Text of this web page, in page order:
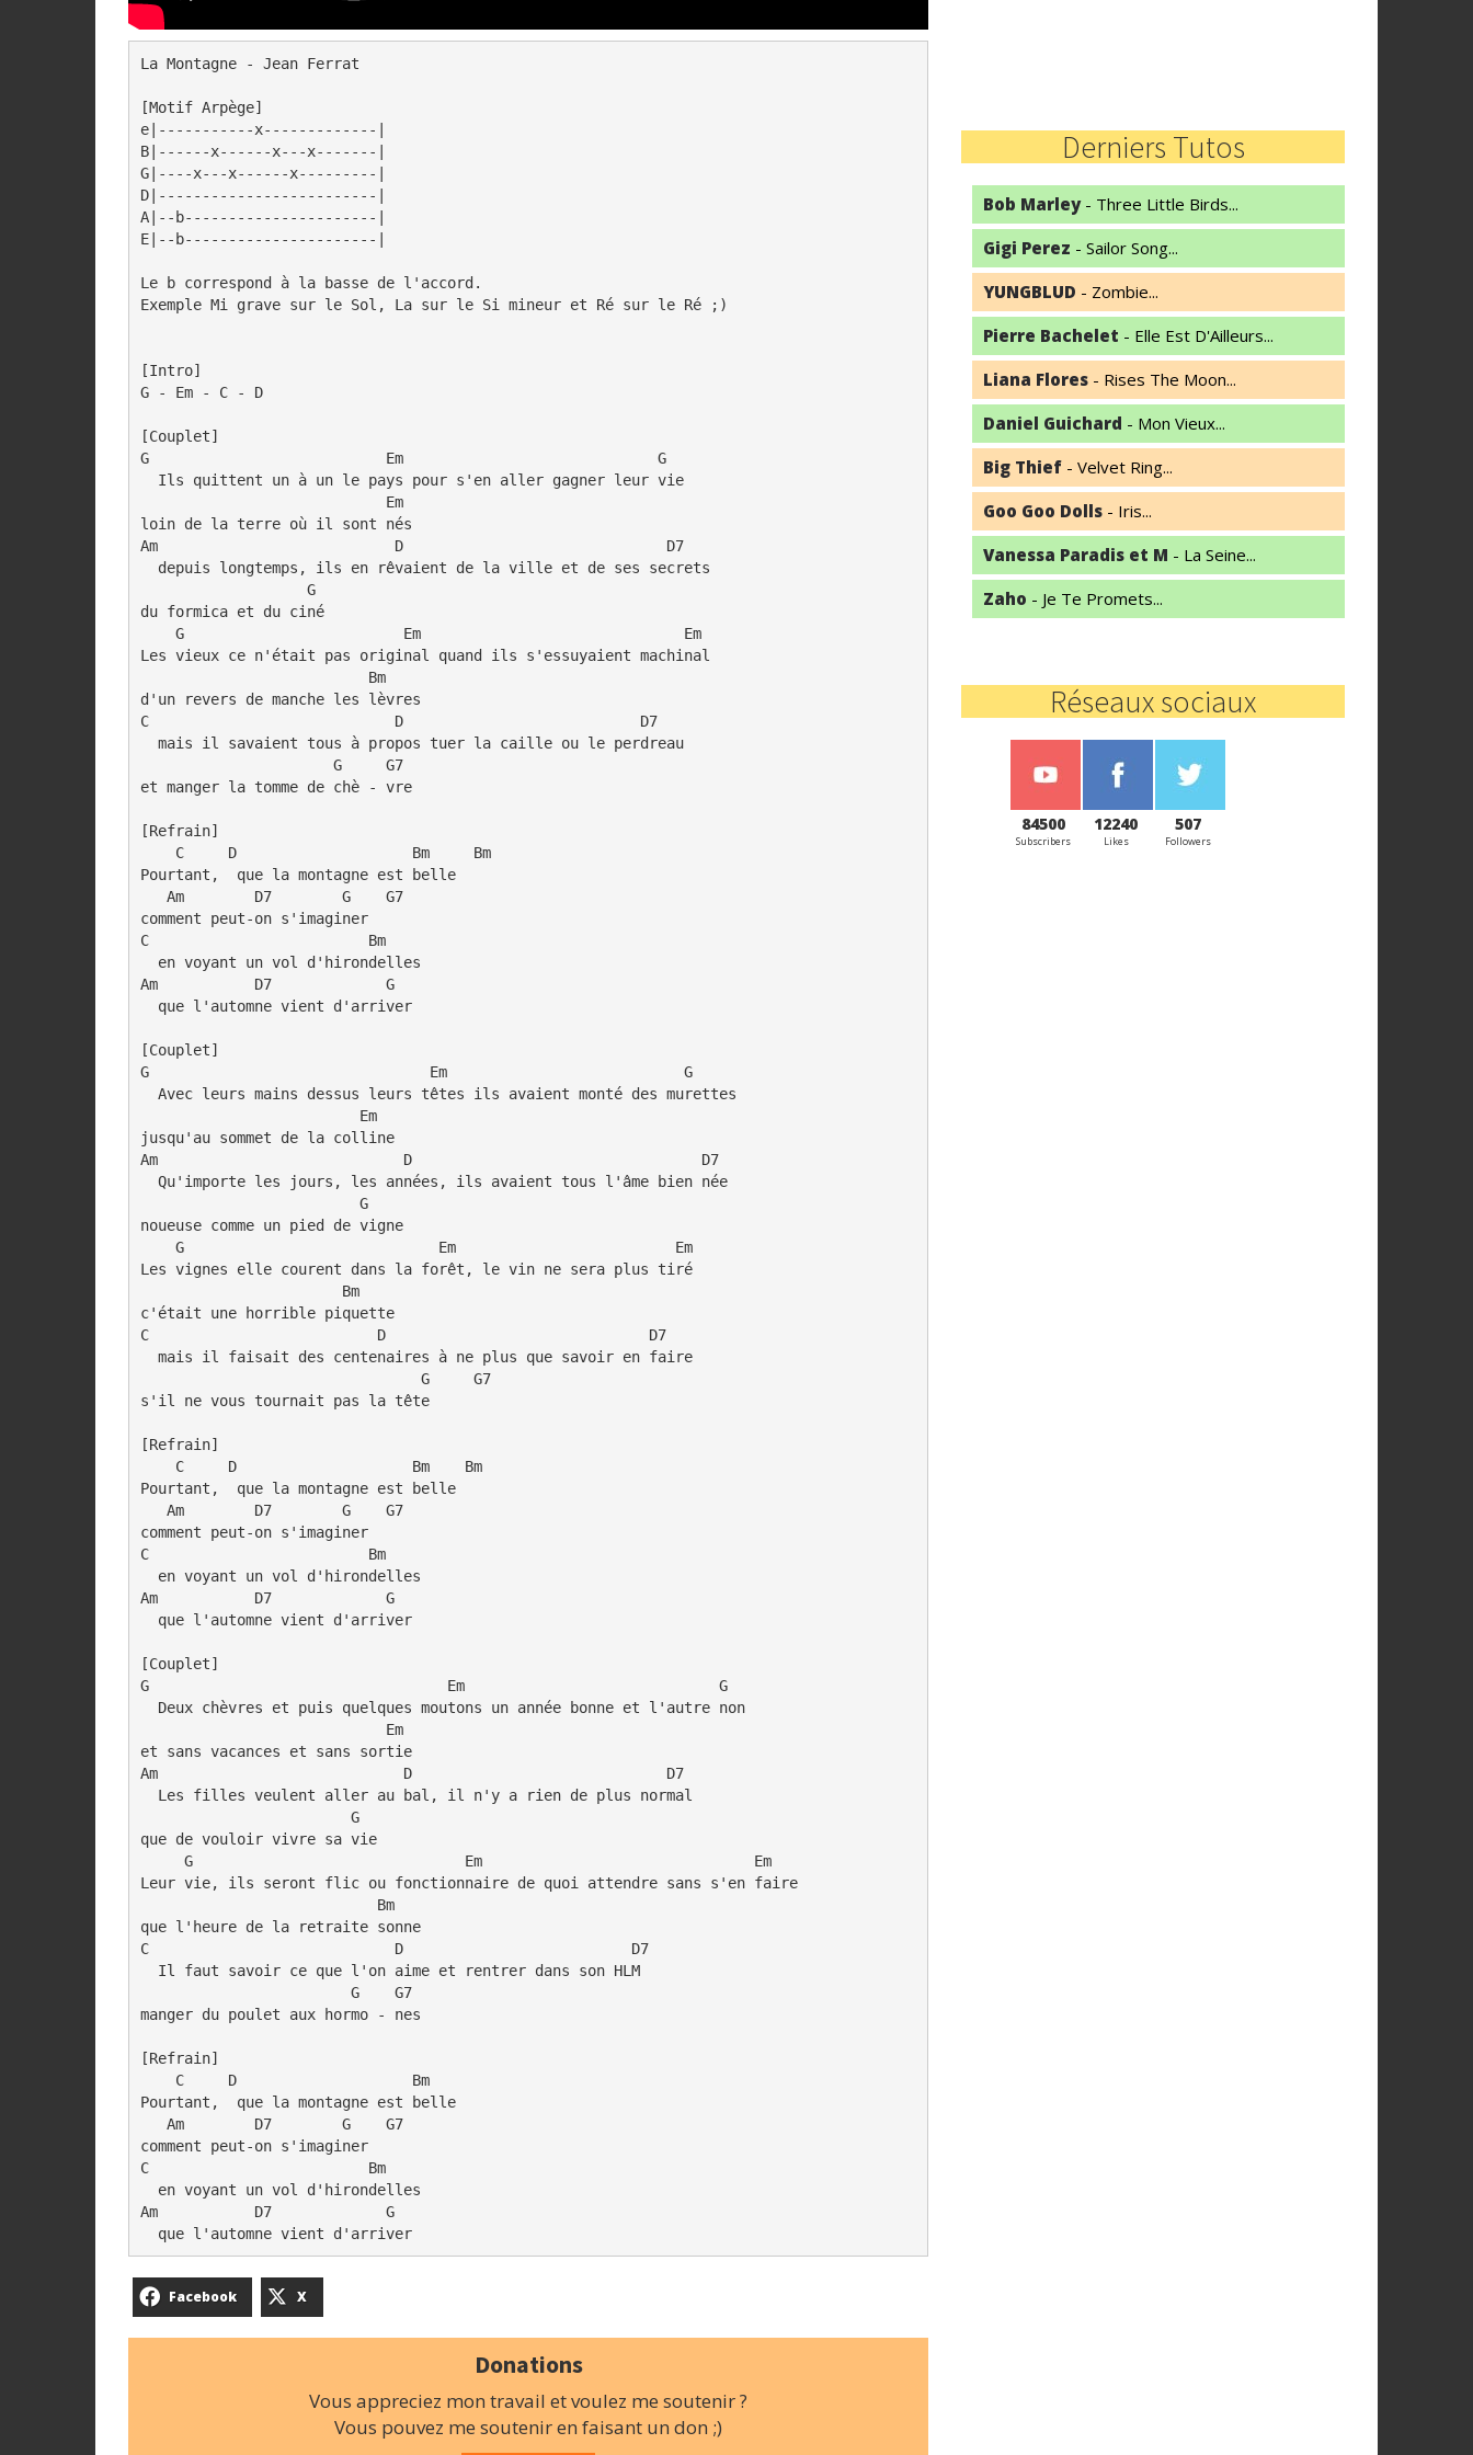
La Montagne - Jean Ferrat
[Motif Arpège]
e|-----------x-------------|
B|------x------x---x-------|
G|----x---x------x---------|
D|-------------------------|
A|--b----------------------|
E|--b----------------------|
Le b correspond à la basse de l'accord.
Exemple Mi grave sur le Sol, La sur le Si mineur et Ré sur le Ré ;)
[Intro]
G - Em - C - D
[Couplet]
G                           Em                             G
  Ils quittent un à un le pays pour s'en aller gagner leur vie
                            Em
loin de la terre où il sont nés
Am                           D                              D7
  depuis longtemps, ils en rêvaient de la ville et de ses secrets
                   G
du formica et du ciné
    G                         Em                              Em
Les vieux ce n'était pas original quand ils s'essuyaient machinal
                          Bm
d'un revers de manche les lèvres
C                            D                           D7
  mais il savaient tous à propos tuer la caille ou le perdreau
                      G     G7
et manger la tomme de chè - vre
[Refrain]
    C     D                    Bm     Bm
Pourtant,  que la montagne est belle
   Am        D7        G    G7
comment peut-on s'imaginer
C                         Bm
  en voyant un vol d'hirondelles
Am           D7             G
  que l'automne vient d'arriver
[Couplet]
G                                Em                           G
  Avec leurs mains dessus leurs têtes ils avaient monté des murettes
                         Em
jusqu'au sommet de la colline
Am                            D                                 D7
  Qu'importe les jours, les années, ils avaient tous l'âme bien née
                         G
noueuse comme un pied de vigne
    G                             Em                         Em
Les vignes elle courent dans la forêt, le vin ne sera plus tiré
                       Bm
c'était une horrible piquette
C                          D                              D7
  mais il faisait des centenaires à ne plus que savoir en faire
                                G     G7
s'il ne vous tournait pas la tête
[Refrain]
    C     D                    Bm    Bm
Pourtant,  que la montagne est belle
   Am        D7        G    G7
comment peut-on s'imaginer
C                         Bm
  en voyant un vol d'hirondelles
Am           D7             G
  que l'automne vient d'arriver
[Couplet]
G                                  Em                             G
  Deux chèvres et puis quelques moutons un année bonne et l'autre non
                            Em
et sans vacances et sans sortie
Am                            D                             D7
  Les filles veulent aller au bal, il n'y a rien de plus normal
                        G
que de vouloir vivre sa vie
     G                               Em                               Em
Leur vie, ils seront flic ou fonctionnaire de quoi attendre sans s'en faire
                           Bm
que l'heure de la retraite sonne
C                            D                          D7
  Il faut savoir ce que l'on aime et rentrer dans son HLM
                        G    G7
manger du poulet aux hormo - nes
[Refrain]
    C     D                    Bm
Pourtant,  que la montagne est belle
   Am        D7        G    G7
comment peut-on s'imaginer
C                         Bm
  en voyant un vol d'hirondelles
Am           D7             G
Facebook X
Donations
Vous appreciez mon travail et voulez me soutenir ?
Vous pouvez me soutenir en faisant un don ;)
Derniers Tutos
Bob Marley- Three Little Birds...
Gigi Perez - Sailor Song...
YUNGBLUD - Zombie...
Pierre Bachelet - Elle Est D'Ailleurs...
Liana Flores - Rises The Moon...
Daniel Guichard - Mon Vieux...
Big Thief - Velvet Ring...
Goo Goo Dolls - Iris...
Vanessa Paradis et M - La Seine...
Zaho - Je Te Promets...
Réseaux sociaux
84500
Subscribers
12240
Likes
507
Followers